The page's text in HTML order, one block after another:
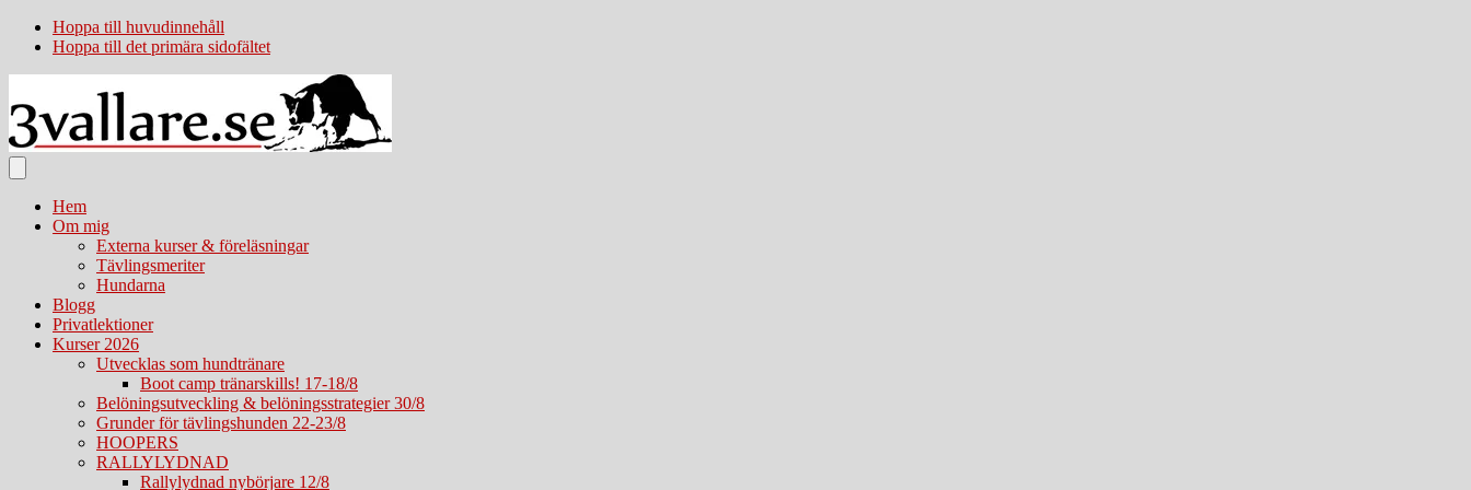
Hoppa till huvudinnehåll
Hoppa till det primära sidofältet
Hem
Om mig
Externa kurser & föreläsningar
Tävlingsmeriter
Hundarna
Blogg
Privatlektioner
Kurser 2026
Utvecklas som hundtränare
Boot camp tränarskills! 17-18/8
Belöningsutveckling & belöningsstrategier 30/8
Grunder för tävlingshunden 22-23/8
HOOPERS
RALLYLYDNAD
Rallylydnad nybörjare 12/8